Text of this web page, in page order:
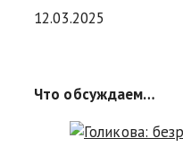
12.03.2025
Что обсуждаем…